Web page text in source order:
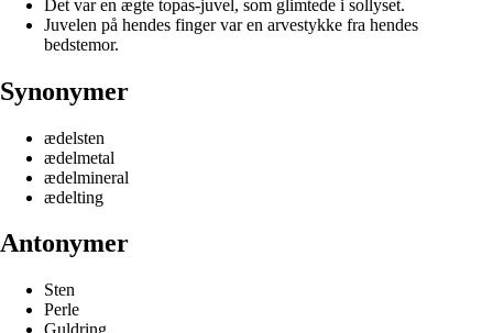
Det var en ægte topas-juvel, som glimtede i sollyset.
Juvelen på hendes finger var en arvestykke fra hendes
bedstemor.
Synonymer
ædelsten
ædelmetal
ædelmineral
ædelting
Antonymer
Sten
Perle